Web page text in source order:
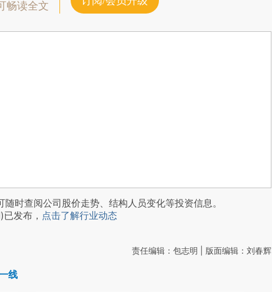
畅读全文
随时查阅公司股价走势、结构人员变化等投资信息。
发布， 点击了解行业动态
责任编辑：包志明 | 版面编辑：刘春辉
线